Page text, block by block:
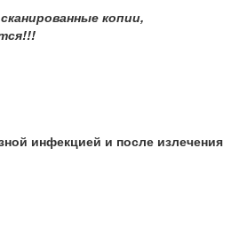
копии,
инфекцией и после излечения